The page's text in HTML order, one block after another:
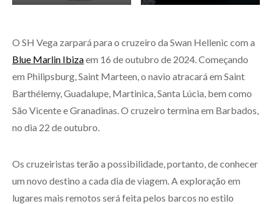
HELLENIC
O SH Vega zarpará para o cruzeiro da Swan Hellenic com a
Blue Marlin Ibizaem 16 de outubro de 2024. Começando
em Philipsburg, Saint Marteen, o navio atracará em Saint
Barthélemy, Guadalupe, Martinica, Santa Lúcia, bem como
São Vicente e Granadinas. O cruzeiro termina em Barbados,
no dia 22 de outubro.
Os cruzeiristas terão a possibilidade, portanto, de conhecer
um novo destino a cada dia de viagem. A exploração em
lugares mais remotos será feita pelos barcos no estilo